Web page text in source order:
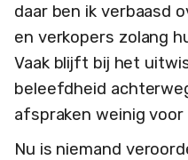
daar ben ik verbaasd
en verkopers zolang
Vaak blijft bij het
beleefdheid
afspraken weinig
Nu is niemand